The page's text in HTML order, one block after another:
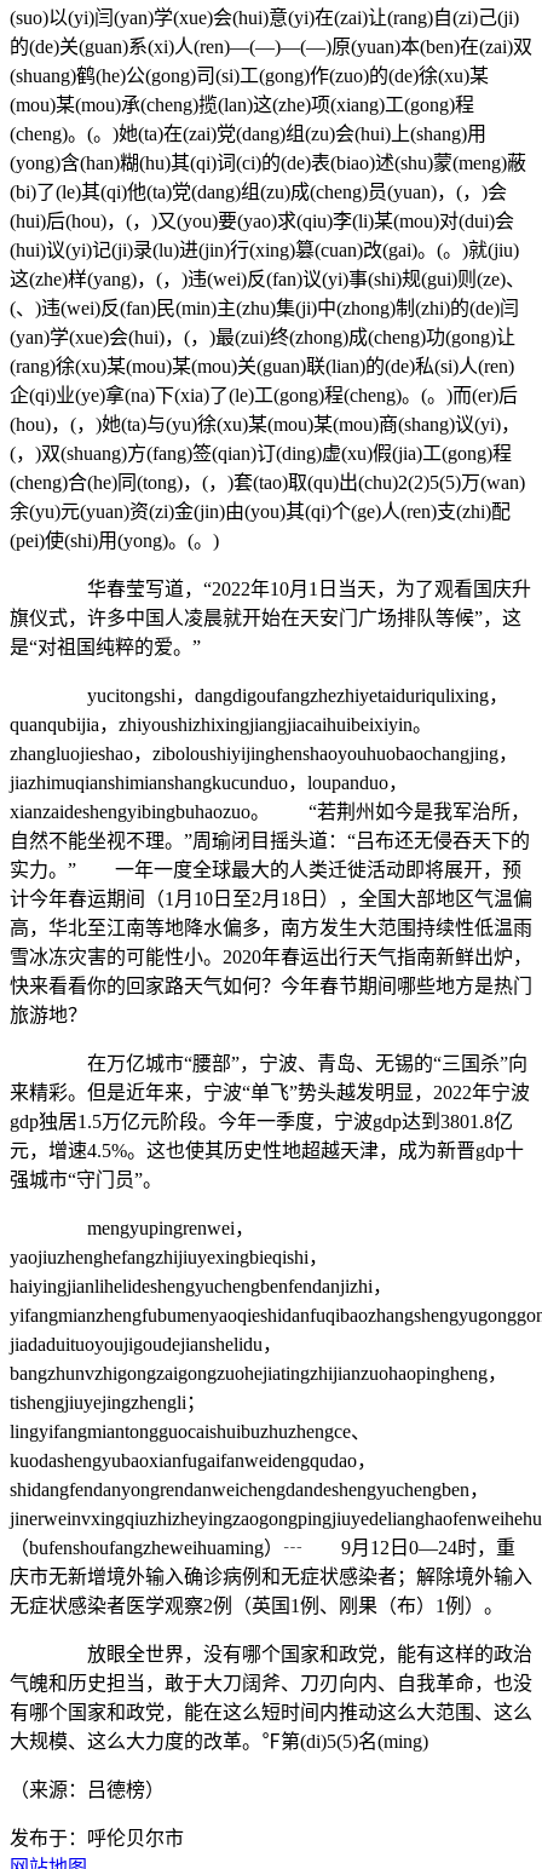
(suo)以(yi)闫(yan)学(xue)会(hui)意(yi)在(zai)让(rang)自(zi)己(ji)
的(de)关(guan)系(xi)人(ren)—(—)—(—)原(yuan)本(ben)在(zai)双
(shuang)鹤(he)公(gong)司(si)工(gong)作(zuo)的(de)徐(xu)某
(mou)某(mou)承(cheng)揽(lan)这(zhe)项(xiang)工(gong)程
(cheng)。(。)她(ta)在(zai)党(dang)组(zu)会(hui)上(shang)用
(yong)含(han)糊(hu)其(qi)词(ci)的(de)表(biao)述(shu)蒙(meng)蔽
(bi)了(le)其(qi)他(ta)党(dang)组(zu)成(cheng)员(yuan)，(，)会
(hui)后(hou)，(，)又(you)要(yao)求(qiu)李(li)某(mou)对(dui)会
(hui)议(yi)记(ji)录(lu)进(jin)行(xing)篡(cuan)改(gai)。(。)就(jiu)
这(zhe)样(yang)，(，)违(wei)反(fan)议(yi)事(shi)规(gui)则(ze)、
(、)违(wei)反(fan)民(min)主(zhu)集(ji)中(zhong)制(zhi)的(de)闫
(yan)学(xue)会(hui)，(，)最(zui)终(zhong)成(cheng)功(gong)让
(rang)徐(xu)某(mou)某(mou)关(guan)联(lian)的(de)私(si)人(ren)
企(qi)业(ye)拿(na)下(xia)了(le)工(gong)程(cheng)。(。)而(er)后
(hou)，(，)她(ta)与(yu)徐(xu)某(mou)某(mou)商(shang)议(yi)，
(，)双(shuang)方(fang)签(qian)订(ding)虚(xu)假(jia)工(gong)程
(cheng)合(he)同(tong)，(，)套(tao)取(qu)出(chu)2(2)5(5)万(wan)
余(yu)元(yuan)资(zi)金(jin)由(you)其(qi)个(ge)人(ren)支(zhi)配
(pei)使(shi)用(yong)。(。)
华春莹写道，“2022年10月1日当天，为了观看国庆升
旗仪式，许多中国人凌晨就开始在天安门广场排队等候”，这
是“对祖国纯粹的爱。”
yucitongshi，dangdigoufangzhezhiyetaiduriqulixing，
quanqubijia，zhiyoushizhixingjiangjiacaihuibeixiyin。
zhangluojieshao，ziboloushiyijinghenshaoyouhuobaochangjing，
jiazhimuqianshimianshangkucunduo，loupanduo，
xianzaideshengyibingbuhaozuo。 “若荆州如今是我军治所，
自然不能坐视不理。”周瑜闭目摇头道：“吕布还无侵吞天下的
实力。” 一年一度全球最大的人类迁徙活动即将展开，预
计今年春运期间（1月10日至2月18日），全国大部地区气温偏
高，华北至江南等地降水偏多，南方发生大范围持续性低温雨
雪冰冻灾害的可能性小。2020年春运出行天气指南新鲜出炉，
快来看看你的回家路天气如何？今年春节期间哪些地方是热门
旅游地？
在万亿城市“腰部”，宁波、青岛、无锡的“三国杀”向
来精彩。但是近年来，宁波“单飞”势头越发明显，2022年宁波
gdp独居1.5万亿元阶段。今年一季度，宁波gdp达到3801.8亿
元，增速4.5%。这也使其历史性地超越天津，成为新晋gdp十
强城市“守门员”。
mengyupingrenwei，
yaojiuzhenghefangzhijiuyexingbieqishi，
haiyingjianlihelideshengyuchengbenfendanjizhi，
jiadaduituoyoujigoudejianshelidu，
bangzhunvzhigongzaigongzuohejiatingzhijianzuohaopingheng，
tishengjiuyejingzhengli；
lingyifangmiantongguocaishuibuzhuzhengce、
kuodashengyubaoxianfugaifanweidengqudao，
shidangfendanyongrendanweichengdandeshengyuchengben，
（bufenshoufangzheweihuaming）┄ 9月12日0—24时，重
庆市无新增境外输入确诊病例和无症状感染者；解除境外输入
无症状感染者医学观察2例（英国1例、刚果（布）1例）。
放眼全世界，没有哪个国家和政党，能有这样的政治
气魄和历史担当，敢于大刀阔斧、刀刃向内、自我革命，也没
有哪个国家和政党，能在这么短时间内推动这么大范围、这么
大规模、这么大力度的改革。℉第(di)5(5)名(ming)
（来源：吕德榜）
发布于：呼伦贝尔市